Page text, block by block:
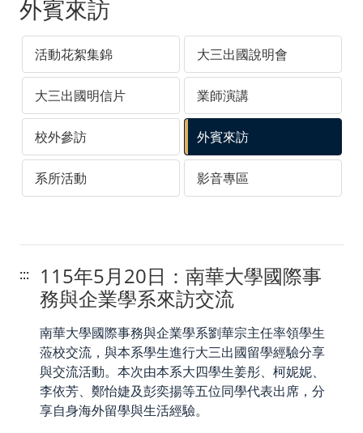
外賓來訪
活動花絮集錦 大三出國說明會
大三出國明信片 業師演講
校外參訪 外賓來訪
系所活動 影音專區
:::
115年5月20日：南華大學國際事
務與企業學系來訪交流
南華大學國際事務與企業學系劉華宗主任率領學生
蒞校交流，與本系學生進行大三出國留學經驗分享
與交流活動。本次由本系大四學生姜彤、柯妮妮、
李依芳、鄭怡婕及彭奕揚等五位同學代表出席，分
享自身海外留學與生活經驗。